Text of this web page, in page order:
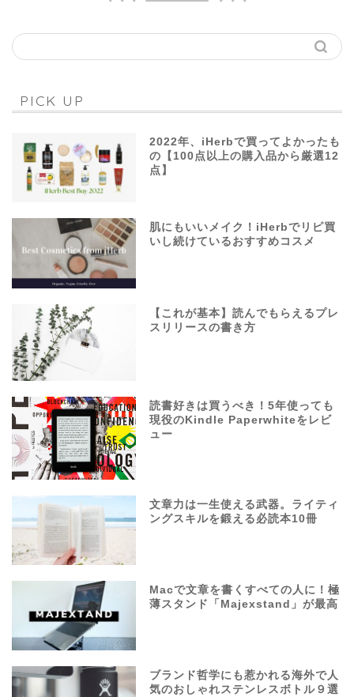
PICK UP
2022年、iHerbで買ってよかったも
の【100点以上の購入品から厳選12
点】
肌にもいいメイク！iHerbでリピ買
いし続けているおすすめコスメ
【これが基本】読んでもらえるプレ
スリリースの書き方
読書好きは買うべき！5年使っても
現役のKindle Paperwhiteをレビ
ュー
文章力は一生使える武器。ライティ
ングスキルを鍛える必読本10冊
Macで文章を書くすべての人に！極
薄スタンド「Majexstand」が最高
ブランド哲学にも惹かれる海外で人
気のおしゃれステンレスボトル９選